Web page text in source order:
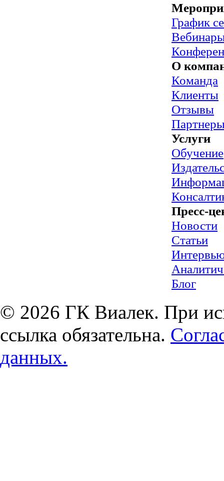
График
О
Команда
Клиенты
Отзывы
Услуги
Обучение
Пресс-
Новости
Статьи
Блог
© 2026 ГК Виалек. При
ссылка обязательна.
данных.